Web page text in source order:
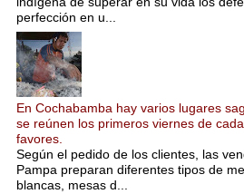
perfección en u...
En Cochabamba hay varios lugares
se reúnen los primeros viernes de
favores.
Según el pedido de los clientes, las
Pampa preparan diferentes tipos de
blancas, mesas d...